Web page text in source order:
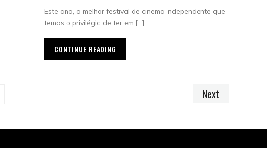
Este ano, o melhor festival de cinema independente que
temos o privilégio de ter em […]
CONTINUE READING
Next